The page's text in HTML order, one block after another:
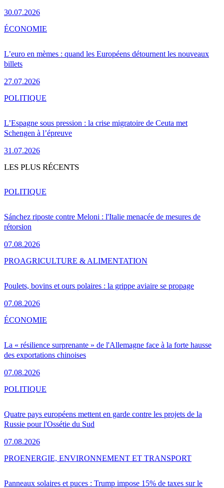
30.07.2026
L’euro en mèmes : quand les Européens détournent les nouveaux
billets
27.07.2026
ÉCONOMIE
L’Espagne sous pression : la crise migratoire de Ceuta met
Schengen à l’épreuve
31.07.2026
POLITIQUE
LES PLUS RÉCENTS
Sánchez riposte contre Meloni : l'Italie menacée de mesures de
rétorsion
07.08.2026
POLITIQUE
Poulets, bovins et ours polaires : la grippe aviaire se propage
07.08.2026
PROAGRICULTURE & ALIMENTATION
La « résilience surprenante » de l'Allemagne face à la forte hausse
des exportations chinoises
07.08.2026
ÉCONOMIE
Quatre pays européens mettent en garde contre les projets de la
Russie pour l'Ossétie du Sud
07.08.2026
POLITIQUE
Panneaux solaires et puces : Trump impose 15% de taxes sur le
PROENERGIE, ENVIRONNEMENT ET TRANSPORT